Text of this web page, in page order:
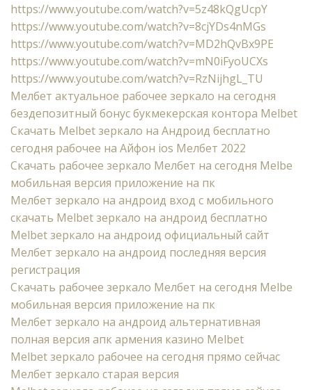
https://www.youtube.com/watch?v=5z48kQgUcpY
https://www.youtube.com/watch?v=8cjYDs4nMGs
https://www.youtube.com/watch?v=MD2hQvBx9PE
https://www.youtube.com/watch?v=mN0iFyoUCXs
https://www.youtube.com/watch?v=RzNijhgL_TU
Мелбет актуальное рабочее зеркало на сегодня
бездепозитный бонус букмекерская контора Melbet
Cкачать Melbet зеркало на Андроид бесплатно
сегодня рабочее на Айфон ios Мелбет 2022
Скачать рабочее зеркало Мелбет на сегодня Melbe
мобильная версия приложение на пк
Мелбет зеркало на андроид вход с мобильного
скачать Melbet зеркало на андроид бесплатно
Melbet зеркало на андроид официальный сайт
Мелбет зеркало на андроид последняя версия
регистрация
Скачать рабочее зеркало Мелбет на сегодня Melbe
мобильная версия приложение на пк
Мелбет зеркало на андроид альтернативная
полная версия апк армения казино Melbet
Melbet зеркало рабочее на сегодня прямо сейчас
Мелбет зеркало старая версия